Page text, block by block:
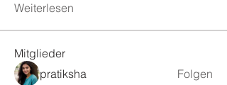
Weiterlesen
Mitglieder
pratiksha
Folgen